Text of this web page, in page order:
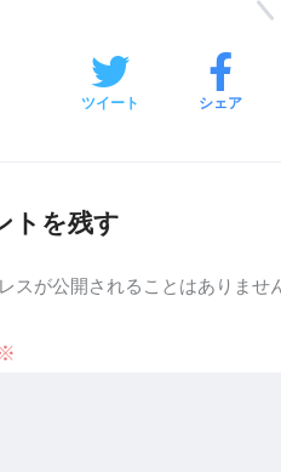
ツイート シェア
トを残す
スが公開されることはありませ